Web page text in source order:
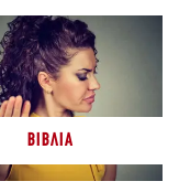
ΒΙΒΛΊΑ